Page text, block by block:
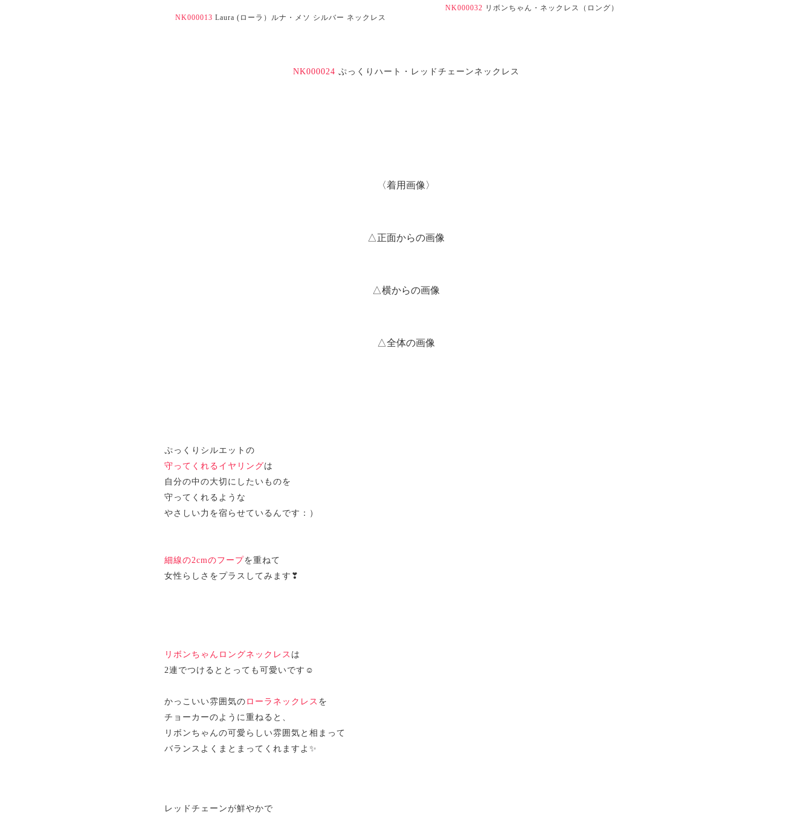
NK000013 Laura (ローラ）ルナ・メソ シルバー ネックレス
NK000032 リボンちゃん・ネックレス（ロング）
NK000024 ぷっくりハート・レッドチェーンネックレス
〈着用画像〉
△正面からの画像
△横からの画像
△全体の画像
ぷっくりシルエットの
守ってくれるイヤリングは
自分の中の大切にしたいものを
守ってくれるような
やさしい力を宿らせているんです：）
細線の2cmのフープを重ねて
女性らしさをプラスしてみます❣
リボンちゃんロングネックレス は
2連でつけるととっても可愛いです☺
かっこいい雰囲気の ローラネックレス を
チョーカーのように重ねると、
リボンちゃんの可愛らしい雰囲気と相まって
バランスよくまとまってくれますよ✨
レッドチェーンが鮮やかで